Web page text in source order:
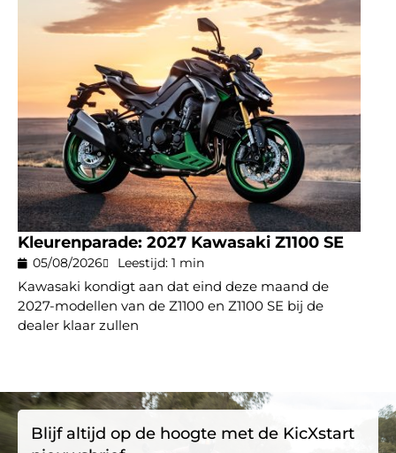
Kleurenparade: 2027 Kawasaki Z1100 SE
05/08/2026 Leestijd: 1 min
Kawasaki kondigt aan dat eind deze maand de
2027-modellen van de Z1100 en Z1100 SE bij de
dealer klaar zullen
Blijf altijd op de hoogte met de KicXstart